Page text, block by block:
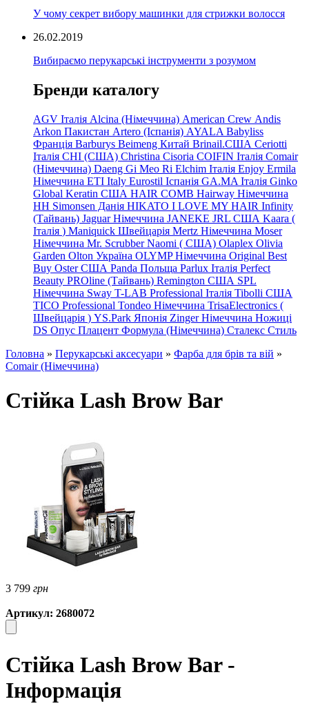
У чому секрет вибору машинки для стрижки волосся
26.02.2019
Вибираємо перукарські інструменти з розумом
Бренди каталогу
AGV Італія Alcina (Німеччина) American Crew Andis
Arkon Пакистан Artero (Іспанія) AYALA Babyliss
Франція Barburys Beimeng Китай Brinail.США Ceriotti
Італія CHI (США) Christina Cisoria COIFIN Італія Comair
(Німеччина) Daeng Gi Meo Ri Elchim Італія Enjoy Ermila
Німеччина ETI Italy Eurostil Іспанія GA.MA Італія Ginko
Global Keratin США HAIR COMB Hairway Німеччина
HH Simonsen Данія HIKATO I LOVE MY HAIR Infinity
(Тайвань) Jaguar Німеччина JANEKE JRL США Kaara (
Італія ) Maniquick Швейцарія Mertz Німеччина Moser
Німеччина Mr. Scrubber Naomi ( США) Olaplex Olivia
Garden Olton Україна OLYMP Німеччина Original Best
Buy Oster США Panda Польща Parlux Італія Perfect
Beauty PROline (Тайвань) Remington США SPL
Німеччина Sway T-LAB Professional Італія Tibolli США
TICO Professional Tondeo Німеччина TrisaElectronics (
Швейцарія ) YS.Park Японія Zinger Німеччина Ножиці
DS Опус Плацент Формула (Німеччина) Сталекс Стиль
Головна » Перукарські аксесуари » Фарба для брів та вій »
Comair (Німеччина)
Стійка Lash Brow Bar
3 799 грн
Артикул: 2680072
Стійка Lash Brow Bar -
Інформація